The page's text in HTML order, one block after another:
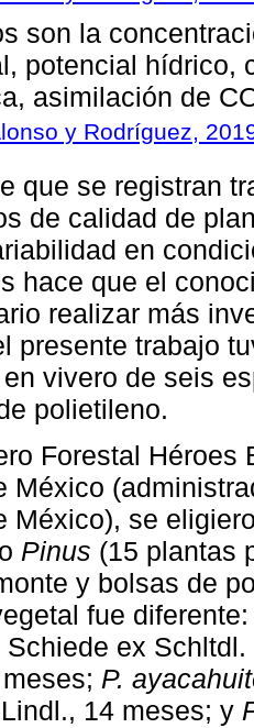
son la
potencial hídrico,
asimilación de
y Rodríguez,
que se registran
de calidad de
en
hace que el
realizar más
presente trabajo
vivero de seis
polietileno.
Forestal Héroes
México
México), se
Pinus (15 plantas
y bolsas de
fue
Schiede ex
P.
Lindl., 14 meses; y